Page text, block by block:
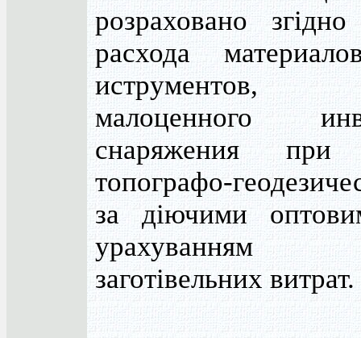
розраховано
расхода
иструментов,
малоценного
снаряжения при
топографо-
за діючими
урахуванням
заготівельних витрат.